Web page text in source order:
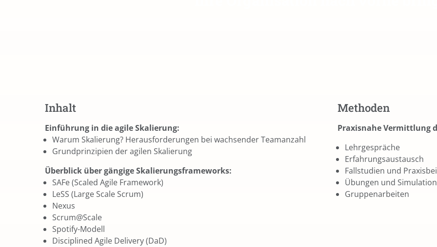
Inhalt
Einführung in die agile Skalierung:
Warum Skalierung? Herausforderungen bei wachsender Teamanzahl
Grundprinzipien der agilen Skalierung
Überblick über gängige Skalierungsframeworks:
SAFe (Scaled Agile Framework)
LeSS (Large Scale Scrum)
Nexus
Scrum@Scale
Spotify-Modell
Disciplined Agile Delivery (DaD)
Methoden
Praxisnahe Vermittlung
Lehrgespräche
Erfahrungsaustausch
Fallstudien und
Übungen und
Gruppenarbeiten